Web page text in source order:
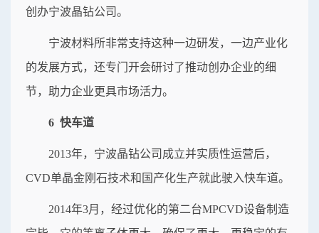
创办宁波晶钻公司。
宁波材料所非常支持这种一边研发，一边产业化
的发展方式，还专门开会研讨了推动创办企业的细
节，助力企业更具市场活力。
6 快车道
2013年，宁波晶钻公司成立并实质性运营后，
CVD单晶金刚石技术和国产化生产就此驶入快车道。
2014年3月，经过优化的第二台MPCVD设备制造